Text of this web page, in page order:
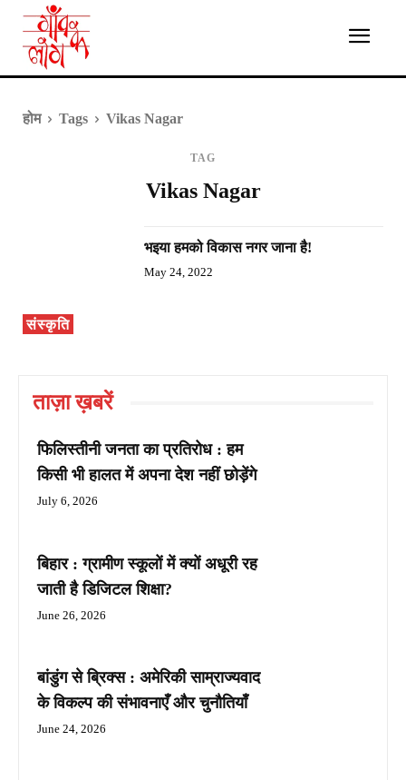
होम Tags Vikas Nagar
TAG
Vikas Nagar
संस्कृति
भइया हमको विकास नगर जाना है!
May 24, 2022
ताज़ा ख़बरें
फिलिस्तीनी जनता का प्रतिरोध : हम
किसी भी हालत में अपना देश नहीं छोड़ेंगे
July 6, 2026
बिहार : ग्रामीण स्कूलों में क्यों अधूरी रह
जाती है डिजिटल शिक्षा?
June 26, 2026
बांडुंग से ब्रिक्स : अमेरिकी साम्राज्यवाद
के विकल्प की संभावनाएँ और चुनौतियाँ
June 24, 2026